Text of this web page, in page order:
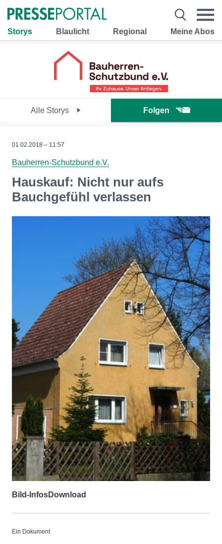
Storys Blaulicht Regional Meine Abos
Alle Storys Folgen
01.02.2018 – 11:57
Bauherren-Schutzbund e.V.
Hauskauf: Nicht nur aufs
Bauchgefühl verlassen
Bild-InfosDownload
Ein Dokument